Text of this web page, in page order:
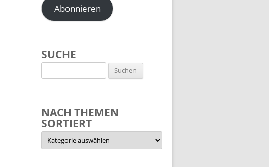
Abonnieren
SUCHE
nach:
NACH THEMEN
SORTIERT
Nach
Themen
sortiert